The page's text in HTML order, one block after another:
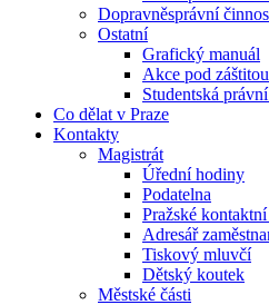
Dopravněsprávní
Ostatní
Grafický manuál
Akce pod
Studentská
Co dělat v Praze
Kontakty
Magistrát
Úřední hodiny
Podatelna
Pražské
Adresář
Tiskový mluvčí
Dětský koutek
Městské části